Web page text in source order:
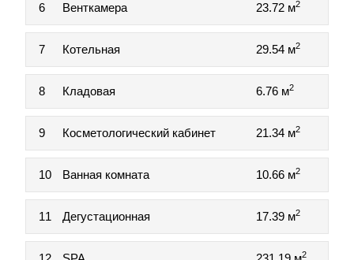
6 Венткамера 23.72 м2
7 Котельная 29.54 м2
8 Кладовая 6.76 м2
9 Косметологический кабинет 21.34 м2
10 Ванная комната 10.66 м2
11 Дегустационная 17.39 м2
2